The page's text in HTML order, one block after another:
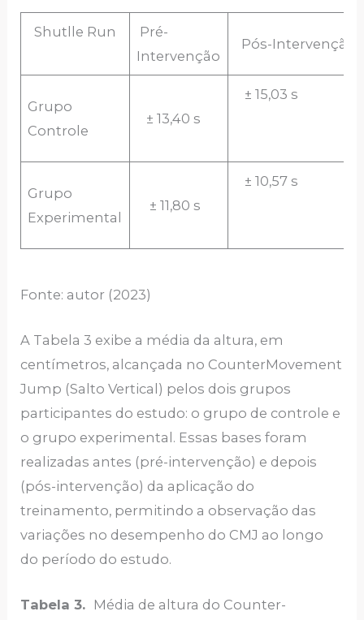
Shutlle Run
Pré-
Intervenção
Pós-Intervenção
Grupo
Controle
± 13,40 s
± 15,03 s
Grupo
Experimental
± 11,80 s
± 10,57 s
Fonte: autor (2023)
A Tabela 3 exibe a média da altura, em
centímetros, alcançada no CounterMovement
Jump (Salto Vertical) pelos dois grupos
participantes do estudo: o grupo de controle e
o grupo experimental. Essas bases foram
realizadas antes (pré-intervenção) e depois
(pós-intervenção) da aplicação do
treinamento, permitindo a observação das
variações no desempenho do CMJ ao longo
do período do estudo.
Tabela 3. Média de altura do Counter-